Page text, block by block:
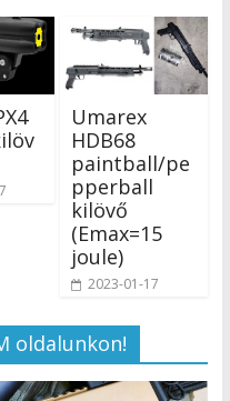
Umarex
HDB68
paintball/pe
pperball
kilövő
(Emax=15
joule)
2023-01-17
oldalunkon!